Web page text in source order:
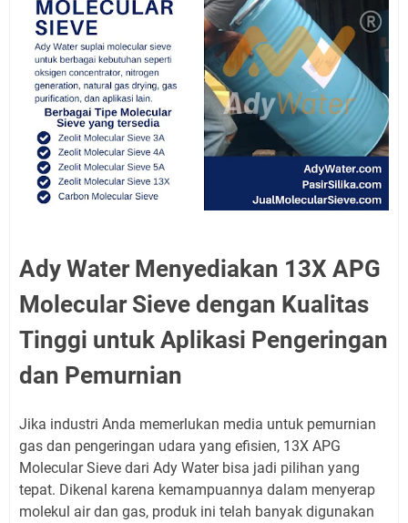
Ady Water Menyediakan 13X APG
Molecular Sieve dengan Kualitas
Tinggi untuk Aplikasi Pengeringan
dan Pemurnian
Jika industri Anda memerlukan media untuk pemurnian
gas dan pengeringan udara yang efisien, 13X APG
Molecular Sieve dari Ady Water bisa jadi pilihan yang
tepat. Dikenal karena kemampuannya dalam menyerap
molekul air dan gas, produk ini telah banyak digunakan